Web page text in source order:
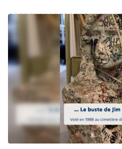
панковской скорости Ramones
Joy Division. Ко Всемирному
на этой неделе, вспоминаем
без которых история жанра
иначе